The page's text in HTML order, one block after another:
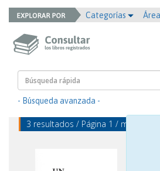
Categorías
- Búsqueda avanzada -
3 resultados / Página 1 /